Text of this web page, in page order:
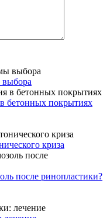
бетонных покрытиях
криза
после ринопластики?